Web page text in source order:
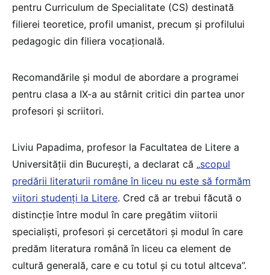
pentru Curriculum de Specialitate (CS) destinată
filierei teoretice, profil umanist, precum și profilului
pedagogic din filiera vocațională.
Recomandările și modul de abordare a programei
pentru clasa a IX-a au stârnit critici din partea unor
profesori și scriitori.
Liviu Papadima, profesor la Facultatea de Litere a
Universității din București, a declarat că „scopul
predării literaturii române în liceu nu este să formăm
viitori studenți la Litere. Cred că ar trebui făcută o
distincție între modul în care pregătim viitorii
specialiști, profesori și cercetători și modul în care
predăm literatura română în liceu ca element de
cultură generală, care e cu totul și cu totul altceva”.